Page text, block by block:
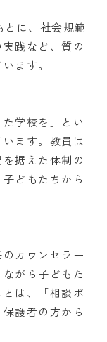
とに、社会規範
践など、質の
ます。
学校を」とい
ます。教員は
据えた体制の
どもたちから
カウンセラー
がら子どもた
は、「相談ポ
護者の方から